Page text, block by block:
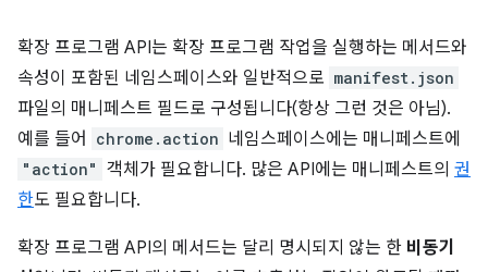
확장 프로그램 API는 확장 프로그램 작업을 실행하는 메서드와
속성이 포함된 네임스페이스와 일반적으로 manifest.json
파일의 매니페스트 필드로 구성됩니다(항상 그런 것은 아님).
예를 들어
chrome.action 네임스페이스에는 매니페스트에
"action" 객체가 필요합니다. 많은 API에는 매니페스트의 권
한도 필요합니다.
확장 프로그램 API의 메서드는 달리 명시되지 않는 한 비동기